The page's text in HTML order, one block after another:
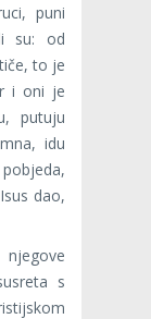
puni
su: od
to je
i oni je
putuju
idu
dao,
s